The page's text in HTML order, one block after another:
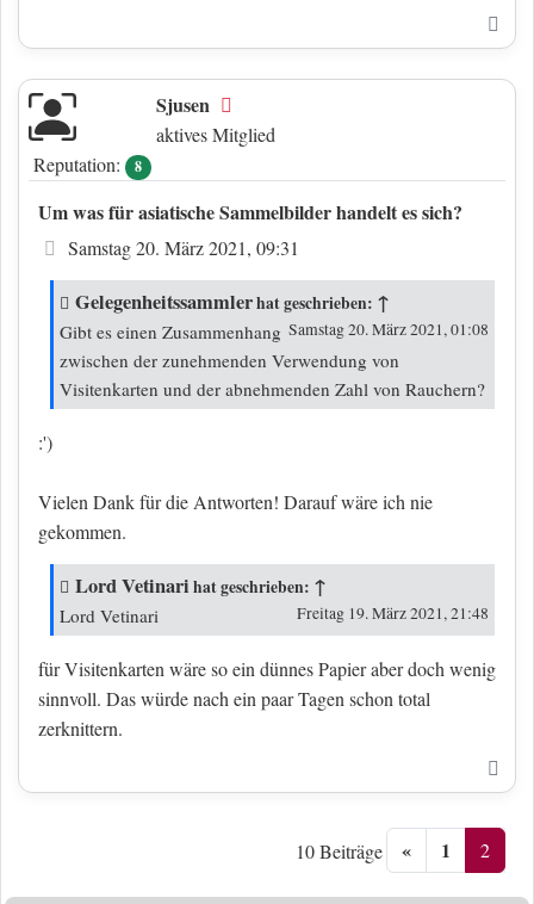
Sjusen
aktives Mitglied
Reputation:
8
Um was für asiatische Sammelbilder handelt es sich?
Beitrag
Samstag 20. März 2021, 09:31
Gelegenheitssammlerhat geschrieben: ↑
Samstag 20. März 2021, 01:08
Gibt es einen Zusammenhang
zwischen der zunehmenden Verwendung von
Visitenkarten und der abnehmenden Zahl von Rauchern?
:')
Vielen Dank für die Antworten! Darauf wäre ich nie
gekommen.
Lord Vetinari hat geschrieben: ↑
Freitag 19. März 2021, 21:48
Lord Vetinari
für Visitenkarten wäre so ein dünnes Papier aber doch wenig
sinnvoll. Das würde nach ein paar Tagen schon total
zerknittern.
10 Beiträge « 1 2